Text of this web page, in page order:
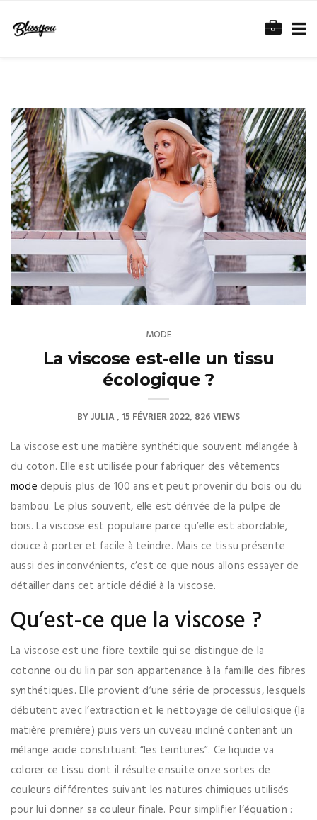
MODE
La viscose est-elle un tissu
écologique ?
BYJULIA 15 FÉVRIER 2022 826 VIEWS
La viscose est une matière synthétique souvent mélangée à
du coton. Elle est utilisée pour fabriquer des vêtements
mode depuis plus de 100 ans et peut provenir du bois ou du
bambou. Le plus souvent, elle est dérivée de la pulpe de
bois. La viscose est populaire parce qu’elle est abordable,
douce à porter et facile à teindre. Mais ce tissu présente
aussi des inconvénients, c’est ce que nous allons essayer de
détailler dans cet article dédié à la viscose.
Qu’est-ce que la viscose ?
La viscose est une fibre textile qui se distingue de la
cotonne ou du lin par son appartenance à la famille des fibres
synthétiques. Elle provient d’une série de processus, lesquels
débutent avec l’extraction et le nettoyage de cellulosique (la
matière première) puis vers un cuveau incliné contenant un
mélange acide constituant “les teintures”. Ce liquide va
colorer ce tissu dont il résulte ensuite onze sortes de
couleurs différentes suivant les natures chimiques utilisés
pour lui donner sa couleur finale. Pour simplifier l’équation :